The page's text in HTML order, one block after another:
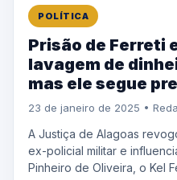
POLÍTICA
Prisão de Ferreti
lavagem de
mas ele segue
23 de janeiro de 2025 •
A Justiça de Alagoas
ex-policial militar e
Pinheiro de Oliveira, o Kel